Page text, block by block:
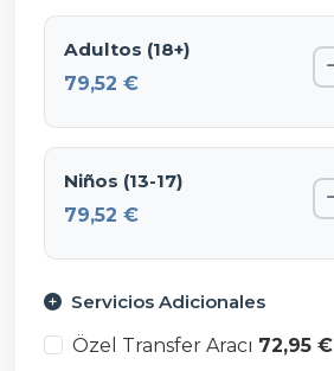
Adultos (18+)
79,52 €
Niños (13-17)
79,52 €
Servicios Adicionales
Özel Transfer Aracı 72,95 €